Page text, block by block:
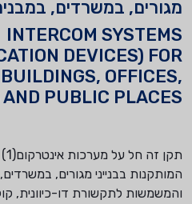
מגורים, במשרדים,
INTERCOM SYSTEMS
DEVICES) FOR
OFFICES,
PUBLIC PLACES
המותקנות בבנייני מגורים,
והמשמשות לתקשורת דו-כיוונית,